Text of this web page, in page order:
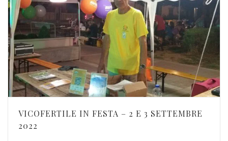
VICOFERTILE IN FESTA – 2 E 3 SETTEMBRE
2022